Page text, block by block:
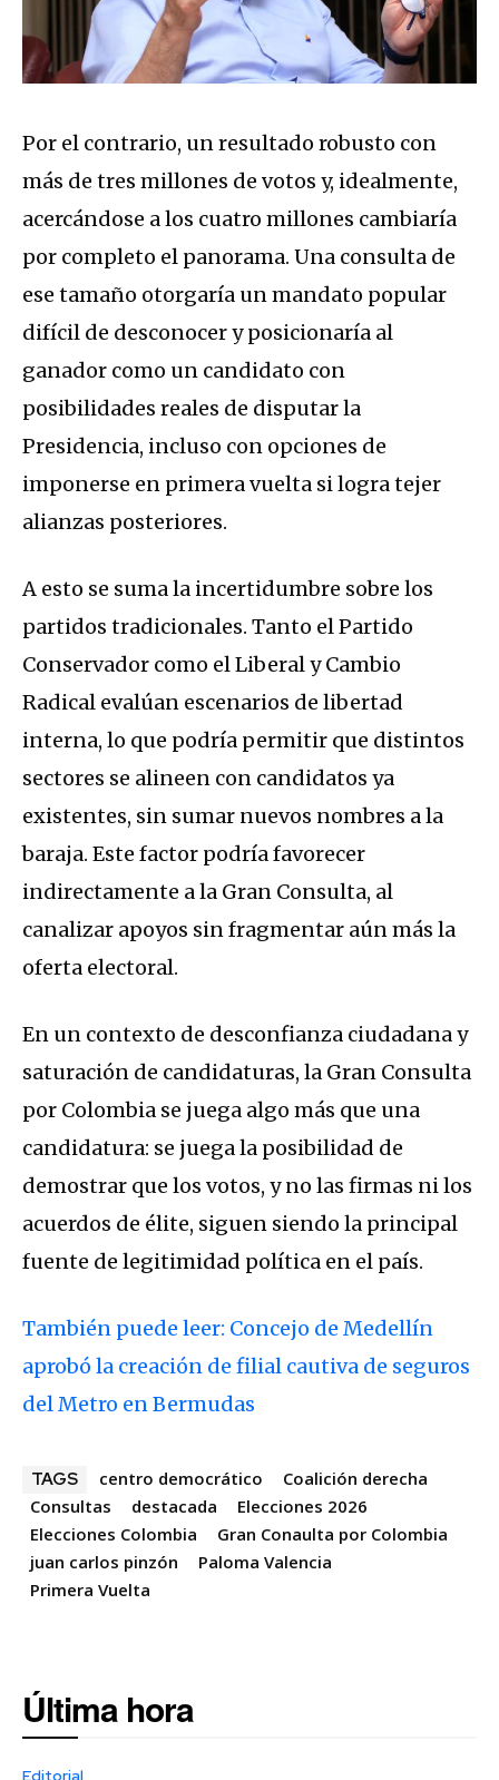
Por el contrario, un resultado robusto con
más de tres millones de votos y, idealmente,
acercándose a los cuatro millones cambiaría
por completo el panorama. Una consulta de
ese tamaño otorgaría un mandato popular
difícil de desconocer y posicionaría al
ganador como un candidato con
posibilidades reales de disputar la
Presidencia, incluso con opciones de
imponerse en primera vuelta si logra tejer
alianzas posteriores.
A esto se suma la incertidumbre sobre los
partidos tradicionales. Tanto el Partido
Conservador como el Liberal y Cambio
Radical evalúan escenarios de libertad
interna, lo que podría permitir que distintos
sectores se alineen con candidatos ya
existentes, sin sumar nuevos nombres a la
baraja. Este factor podría favorecer
indirectamente a la Gran Consulta, al
canalizar apoyos sin fragmentar aún más la
oferta electoral.
En un contexto de desconfianza ciudadana y
saturación de candidaturas, la Gran Consulta
por Colombia se juega algo más que una
candidatura: se juega la posibilidad de
demostrar que los votos, y no las firmas ni los
acuerdos de élite, siguen siendo la principal
fuente de legitimidad política en el país.
También puede leer: Concejo de Medellín
aprobó la creación de filial cautiva de seguros
del Metro en Bermudas
TAGS centro democrático
Coalición derecha
Consultas
destacada
Elecciones 2026
Elecciones Colombia
Gran Conaulta por Colombia
juan carlos pinzón
Paloma Valencia
Primera Vuelta
Última hora
Editorial